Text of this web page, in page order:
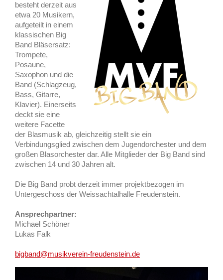
besteht derzeit aus
etwa 20 Musikern,
aufgeteilt in einem
klassischen Big
Band Bläsersatz:
Trompete,
Posaune,
Saxophon und die
Band (Schlagzeug,
Bass, Gitarre,
Klavier). Einerseits
deckt sie eine
weitere Facette
der Blasmusik ab, gleichzeitig stellt sie ein
Verbindungsglied zwischen dem Jugendorchester und dem
großen Blasorchester dar. Alle Mitglieder der Big Band sind
zwischen 14 und 30 Jahren alt.
Die Big Band probt derzeit immer projektbezogen im
Untergeschoss der Weissachtalhalle Freudenstein.
Ansprechpartner:
Michael Schöner
Lukas Falk
bigband@musikverein-freudenstein.de